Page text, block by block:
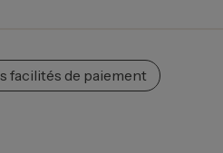
facilités de paiement